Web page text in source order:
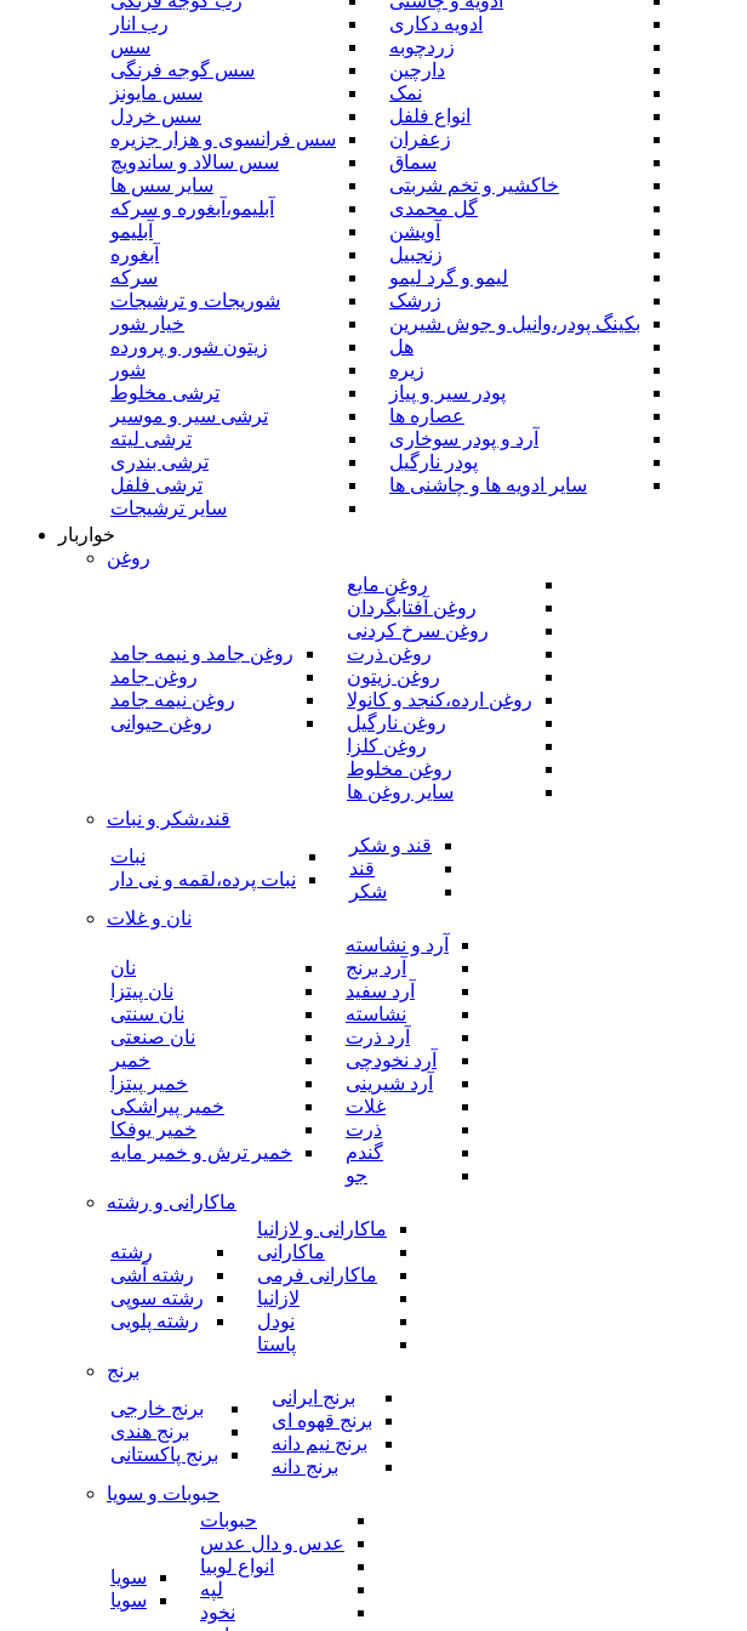
ادویه دکاری
زردچوبه
دارچین
نمک
انواع فلفل
زعفران
سماق
خاکشیر و تخم شربتی
گل محمدی
آویشن
زنجبیل
لیمو و گرد لیمو
زرشک
بکینگ پودر،وانیل و جوش شیرین
هل
زیره
پودر سیر و پیاز
عصاره ها
آرد و پودر سوخاری
پودر نارگیل
سایر ادویه ها و چاشنی ها
رب انار
سس
سس گوجه فرنگی
سس مایونز
سس خردل
سس فرانسوی و هزار جزیره
سس سالاد و ساندویچ
سایر سس ها
آبلیمو،آبغوره و سرکه
آبلیمو
آبغوره
سرکه
شوریجات و ترشیجات
خیار شور
زیتون شور و پرورده
شور
ترشی مخلوط
ترشی سیر و موسیر
ترشی لیته
ترشی بندری
ترشی فلفل
سایر ترشیجات
خواربار
روغن
روغن مایع
روغن آفتابگردان
روغن سرخ کردنی
روغن ذرت
روغن زیتون
روغن ارده،کنجد و کانولا
روغن نارگیل
روغن کلزا
روغن مخلوط
سایر روغن ها
روغن جامد و نیمه جامد
روغن جامد
روغن نیمه جامد
روغن حیوانی
قند،شکر و نبات
قند و شکر
قند
شکر
نبات
نبات پرده،لقمه و نی دار
نان و غلات
آرد و نشاسته
آرد برنج
آرد سفید
نشاسته
آرد ذرت
آرد نخودچی
آرد شیرینی
غلات
ذرت
گندم
جو
نان
نان پیتزا
نان سنتی
نان صنعتی
خمیر
خمیر پیتزا
خمیر پیراشکی
خمیر یوفکا
خمیر ترش و خمیر مایه
ماکارانی و رشته
ماکارانی و لازانیا
ماکارانی
ماکارانی فرمی
لازانیا
نودل
پاستا
رشته
رشته آشی
رشته سوپی
رشته پلویی
برنج
برنج ایرانی
برنج قهوه ای
برنج نیم دانه
برنج دانه
برنج خارجی
برنج هندی
برنج پاکستانی
حبوبات و سویا
حبوبات
عدس و دال عدس
انواع لوبیا
لپه
نخود
سویا
سویا